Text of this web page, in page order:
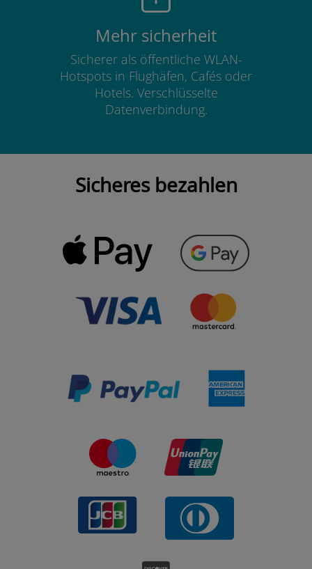
Mehr sicherheit
Sicherer als öffentliche WLAN-
Hotspots in Flughäfen, Cafés oder
Hotels. Verschlüsselte
Datenverbindung.
Sicheres bezahlen